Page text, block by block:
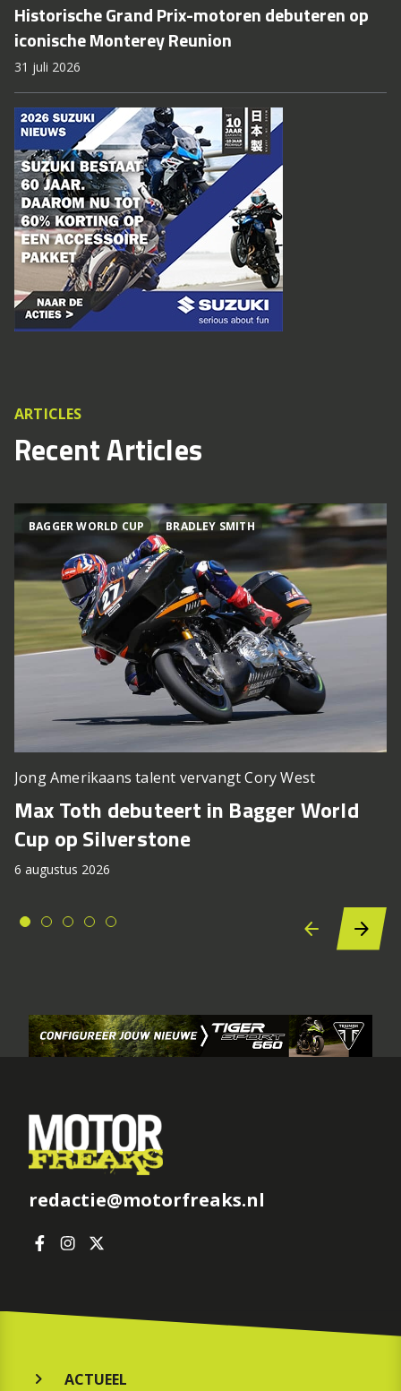
Historische Grand Prix-motoren debuteren op
iconische Monterey Reunion
31 juli 2026
ARTICLES
Recent Articles
BAGGER WORLD CUP BRADLEY SMITH
Jong Amerikaans talent vervangt Cory West
Max Toth debuteert in Bagger World
Cup op Silverstone
6 augustus 2026
redactie@motorfreaks.nl
ACTUEEL